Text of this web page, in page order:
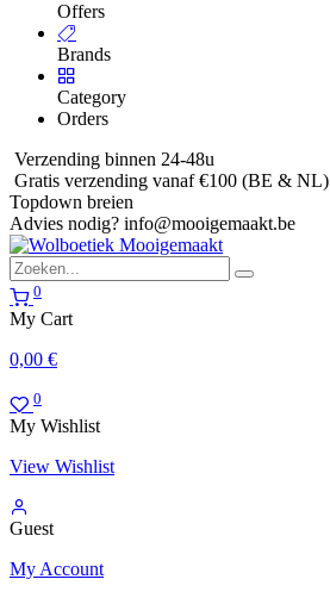
Offers
Brands
Category
Orders
Verzending binnen 24-48u
Gratis verzending vanaf €100 (BE & NL)
Topdown breien
Advies nodig? info@mooigemaakt.be
0
My Cart
0,00 €
0
My Wishlist
View Wishlist
Guest
My Account